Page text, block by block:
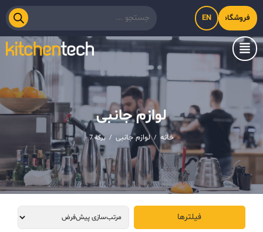
فروشگاه اینترنتی کیت‌لاین
EN
لوازم جانبی
خانه / لوازم جانبی / برگه 7
فیلترها